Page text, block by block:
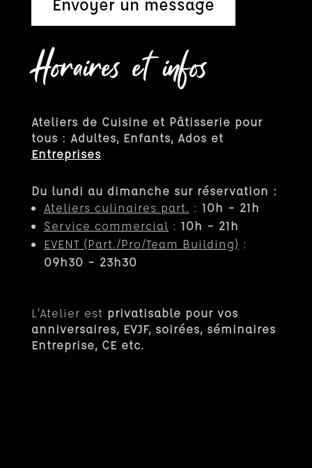
Envoyer un message
Horaires et infos
Ateliers de Cuisine et Pâtisserie pour
tous : Adultes, Enfants, Ados et
Entreprises
Du lundi au dimanche sur réservation :
Ateliers culinaires part. : 10h – 21h
Service commercial : 10h – 21h
EVENT (Part./Pro/Team Building) :
09h30 – 23h30
L’Atelier est privatisable pour vos
anniversaires, EVJF, soirées, séminaires
Entreprise, CE etc.